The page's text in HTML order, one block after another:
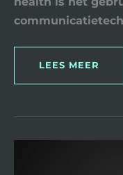
LEES MEER
WAT